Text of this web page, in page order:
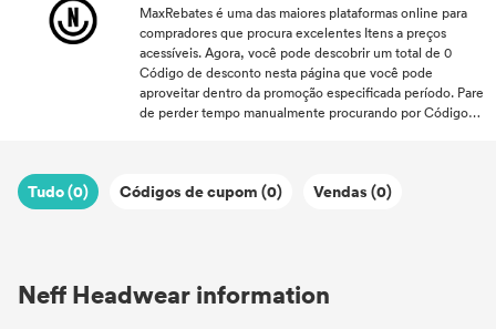
MaxRebates é uma das maiores plataformas online para
compradores que procura excelentes Itens a preços
acessíveis. Agora, você pode descobrir um total de 0
Código de desconto nesta página que você pode
aproveitar dentro da promoção especificada período. Pare
de perder tempo manualmente procurando por Código
satisfação seja garantida. Com o excelente Código de
Tudo (0) Códigos de cupom (0) Vendas (0)
Neff Headwear information